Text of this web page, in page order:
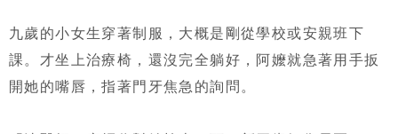
九歲的小女生穿著制服，大概是剛從學校或安親班下
課。才坐上治療椅，還沒完全躺好，阿嬤就急著用手扳
開她的嘴唇，指著門牙焦急的詢問。